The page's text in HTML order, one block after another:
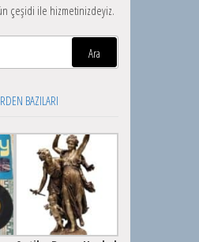
çeşidi ile hizmetinizdeyiz.
BAZILARI